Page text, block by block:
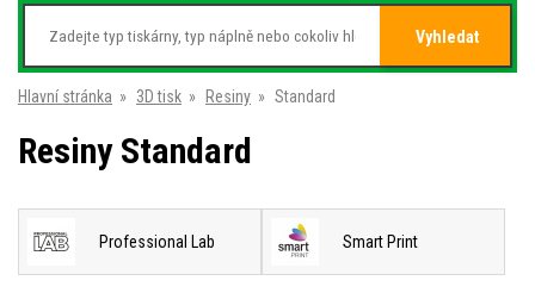
Vyhledat
Hlavní stránka » 3D tisk » Resiny » Standard
Resiny Standard
Professional Lab Smart Print